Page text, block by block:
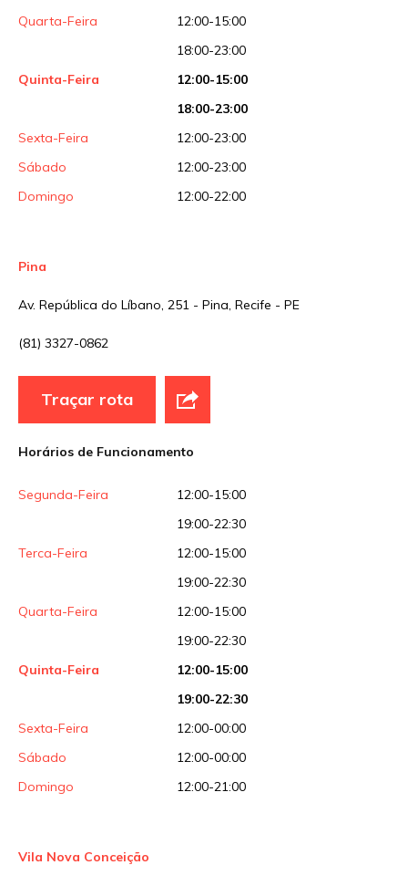
Quarta-Feira
12:00-15:00
18:00-23:00
Quinta-Feira
12:00-15:00
18:00-23:00
Sexta-Feira
12:00-23:00
Sábado
12:00-23:00
Domingo
12:00-22:00
Pina
Av. República do Líbano, 251 - Pina, Recife - PE
(81) 3327-0862
Traçar rota
Horários de Funcionamento
Segunda-Feira
12:00-15:00
19:00-22:30
Terca-Feira
12:00-15:00
19:00-22:30
Quarta-Feira
12:00-15:00
19:00-22:30
Quinta-Feira
12:00-15:00
19:00-22:30
Sexta-Feira
12:00-00:00
Sábado
12:00-00:00
Domingo
12:00-21:00
Vila Nova Conceição